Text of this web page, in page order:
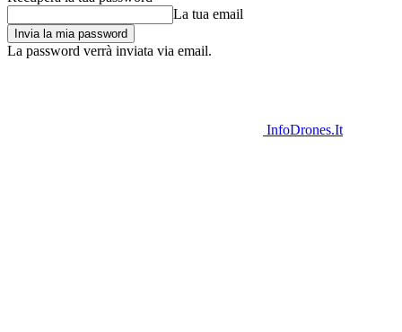
La tua email
La password verrà inviata via email.
InfoDrones.It